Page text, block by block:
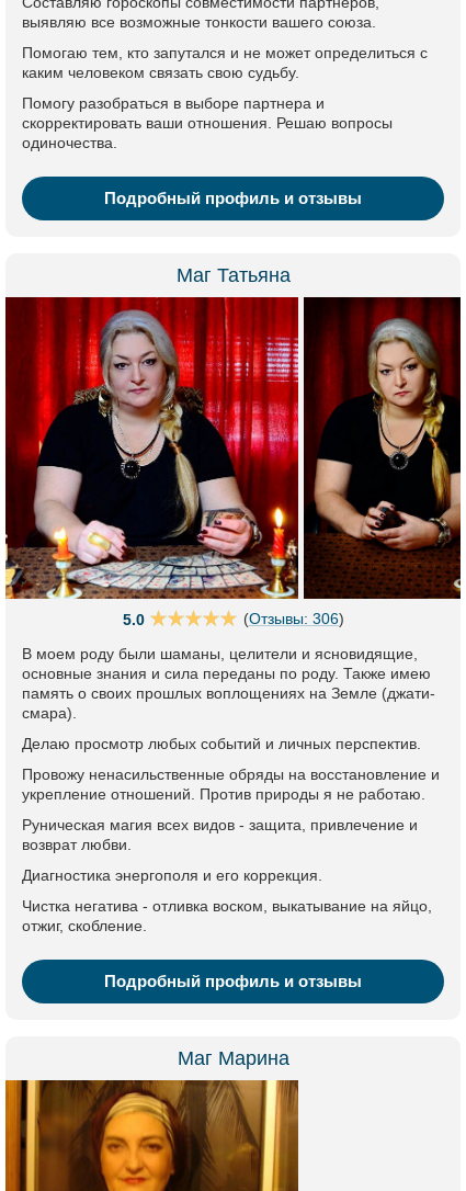
выявляю все возможные тонкости вашего союза.
Помогаю тем, кто запутался и не может определиться с
каким человеком связать свою судьбу.
Помогу разобраться в выборе партнера и
скорректировать ваши отношения. Решаю вопросы
одиночества.
Подробный профиль и отзывы
Маг Татьяна
5.0 (Отзывы: 306)
В моем роду были шаманы, целители и ясновидящие,
основные знания и сила переданы по роду. Также имею
память о своих прошлых воплощениях на Земле (джати-
смара).
Делаю просмотр любых событий и личных перспектив.
Провожу ненасильственные обряды на восстановление и
укрепление отношений. Против природы я не работаю.
Руническая магия всех видов - защита, привлечение и
возврат любви.
Диагностика энергополя и его коррекция.
Чистка негатива - отливка воском, выкатывание на яйцо,
отжиг, скобление.
Подробный профиль и отзывы
Маг Марина